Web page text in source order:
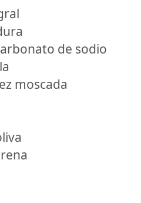
de sodio
moscada